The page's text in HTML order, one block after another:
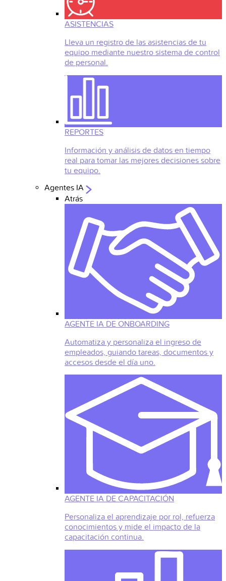
ASISTENCIAS
Lleva un registro de las asistencias de tu
equipo mediante nuestro sistema de control
de personal.
REPORTES
Información y análisis de datos en tiempo
real para tomar las mejores decisiones sobre
tu equipo.
Agentes IA
Atrás
AGENTE IA DE ONBOARDING
Automatiza y personaliza el ingreso de
empleados, guiando tareas, documentos y
accesos desde el día uno.
AGENTE IA DE CAPACITACIÓN
Personaliza el aprendizaje por rol, refuerza
conocimientos y mide el impacto de la
capacitación continua.